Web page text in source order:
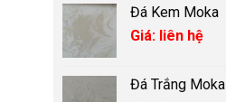
Đá Kem Moka
Giá: liên hệ
Đá Trắng Moka